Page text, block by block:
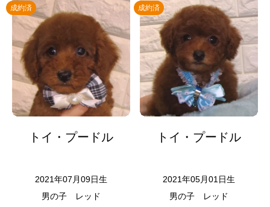
成約済
トイ・プードル
2021年07月09日生
男の子
レッド
成約済
トイ・プードル
2021年05月01日生
男の子
レッド